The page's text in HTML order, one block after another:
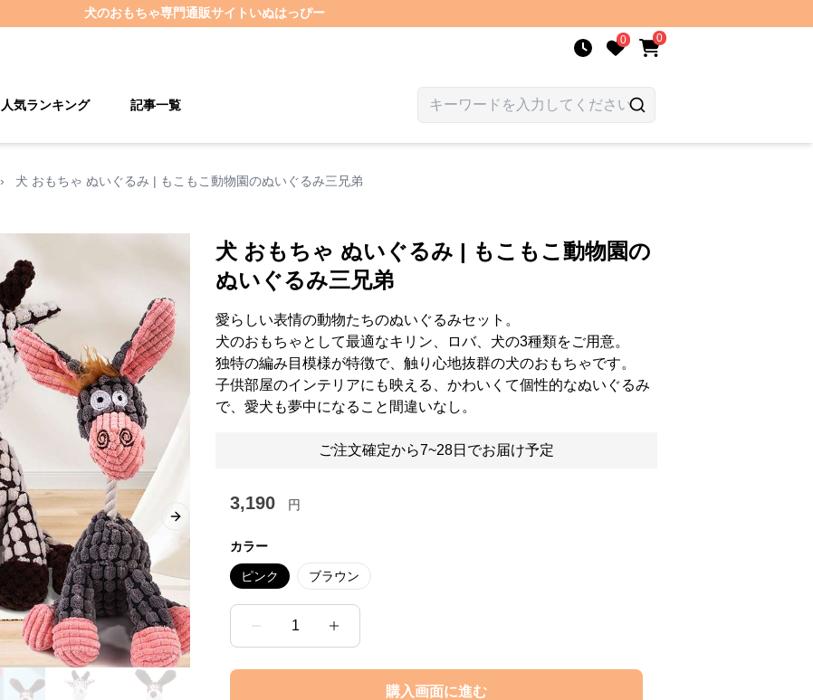
犬のおもちゃ専門通販サイト いぬはっぴー
0 0
人気ランキング 記事一覧
› 犬 おもちゃ ぬいぐるみ | もこもこ動物園のぬいぐるみ三兄弟
Next slide
犬 おもちゃ ぬいぐるみ | もこもこ動物園の
ぬいぐるみ三兄弟
愛らしい表情の動物たちのぬいぐるみセット。
犬のおもちゃとして最適なキリン、ロバ、犬の3種類をご用意。
独特の編み目模様が特徴で、触り心地抜群の犬のおもちゃです。
子供部屋のインテリアにも映える、かわいくて個性的なぬいぐるみ
で、愛犬も夢中になること間違いなし。
ご注文確定から7~28日でお届け予定
3,190 円
カラー
ピンク ブラウン
1
購入画面に進む